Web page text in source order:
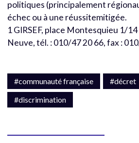
politiques (principalement
échec ou à une réussitemitigée.
1 GIRSEF, place Montesquieu 1/
Neuve, tél. : 010/47 20 66, fax :
#communauté française
#décret
#discrimination